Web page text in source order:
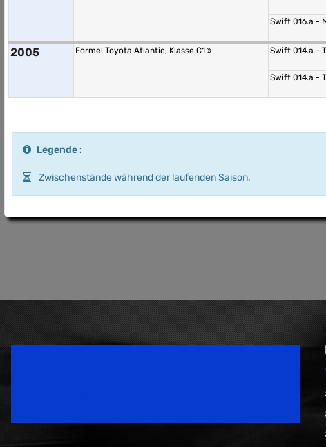
Swift 016.a -
2005 Formel Toyota Atlantic, Klasse C1 Swift 014.a -
Swift 014.a -
Legende :
Zwischenstände während der laufenden Saison.